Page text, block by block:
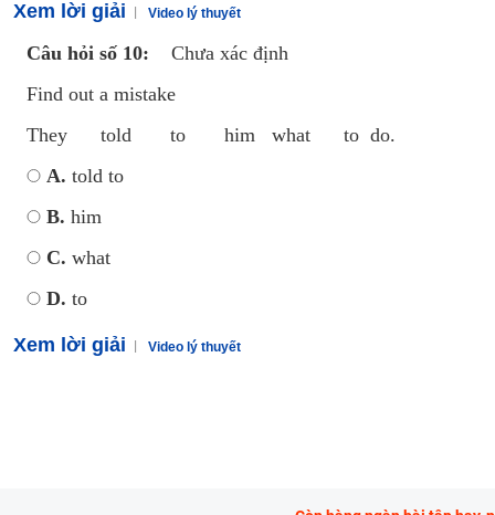
Xem lời giải Video lý thuyết
Câu hỏi số 10:
Chưa xác định
Find out a mistake
They told to him what to do.
A. told to
B. him
C. what
D. to
Xem lời giải Video lý thuyết